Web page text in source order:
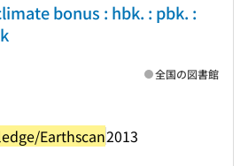
bonus : hbk. : pbk. :
Earthscan2013
全国の図書館